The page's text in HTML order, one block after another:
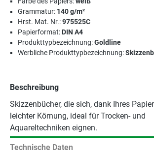
Grammatur: 140 g/m²
Hrst. Mat. Nr.:975525C
Papierformat:DIN A4
Produkttypbezeichnung:Goldline
Werbliche Produkttypbezeichnung:
Beschreibung
Skizzenbücher, die sich, dank Ihres
leichter Körnung, ideal für Trocken- und
Aquareltechniken eignen.
Technische Daten